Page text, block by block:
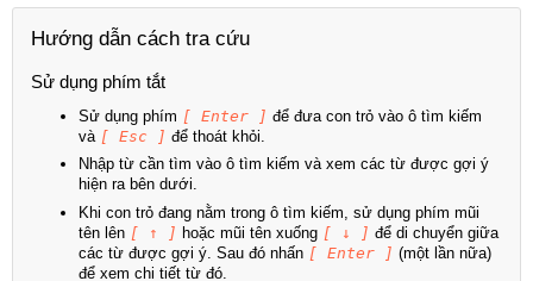
Hướng dẫn cách tra cứu
Sử dụng phím tắt
Sử dụng phím [ Enter ] để đưa con trỏ vào ô tìm kiếm
và [ Esc ] để thoát khỏi.
Nhập từ cần tìm vào ô tìm kiếm và xem các từ được gợi ý
hiện ra bên dưới.
Khi con trỏ đang nằm trong ô tìm kiếm, sử dụng phím mũi
tên lên [ ↑ ] hoặc mũi tên xuống [ ↓ ] để di chuyển giữa
các từ được gợi ý. Sau đó nhấn [ Enter ] (một lần nữa)
để xem chi tiết từ đó.